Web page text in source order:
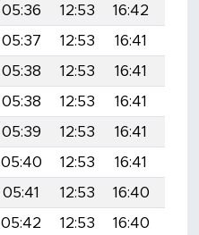
05:36 12:53 16:42
05:37 12:53 16:41
05:38 12:53 16:41
05:38 12:53 16:41
05:39 12:53 16:41
05:40 12:53 16:41
05:41 12:53 16:40
05:42 12:53 16:40